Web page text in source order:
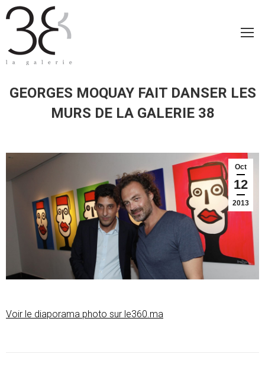
GEORGES MOQUAY FAIT DANSER LES
MURS DE LA GALERIE 38
Oct
12
2013
Voir le diaporama photo sur le360.ma